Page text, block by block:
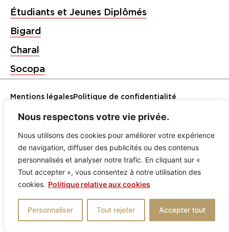
Nous respectons votre vie privée.
Nous utilisons des cookies pour améliorer votre expérience
de navigation, diffuser des publicités ou des contenus
personnalisés et analyser notre trafic. En cliquant sur «
Tout accepter », vous consentez à notre utilisation des
cookies. Politique relative aux cookies
Personnaliser Tout rejeter Accepter tout
Étudiants et Jeunes Diplômés
Bigard
Charal
Socopa
Mentions légalesPolitique de confidentialité